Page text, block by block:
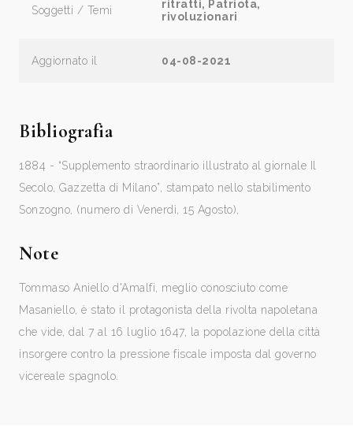
Soggetti / Temi
ritratti, Patriota,
rivoluzionari
Aggiornato il 04-08-2021
Bibliografia
1884 - “Supplemento straordinario illustrato al giornale Il
Secolo, Gazzetta di Milano”, stampato nello stabilimento
Sonzogno, (numero di Venerdì, 15 Agosto),
Note
Tommaso Aniello d'Amalfi, meglio conosciuto come
Masaniello, è stato il protagonista della rivolta napoletana
che vide, dal 7 al 16 luglio 1647, la popolazione della città
insorgere contro la pressione fiscale imposta dal governo
vicereale spagnolo.